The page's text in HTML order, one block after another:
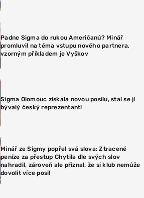
Padne Sigma do rukou Američanů? Minář
promluvil na téma vstupu nového partnera,
vzorným příkladem je Vyškov
Sigma Olomouc získala novou posilu, stal se jí
bývalý český reprezentant!
Minář ze Sigmy popřel svá slova: Ztracené
peníze za přestup Chytila dle svých slov
nahradil, zároveň ale přiznal, že si klub nemůže
dovolit více posil